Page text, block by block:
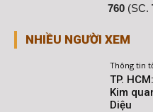
760(SC.
NHIỀU NGƯỜI XEM
Thông tin
TP.
Kim
Diệu